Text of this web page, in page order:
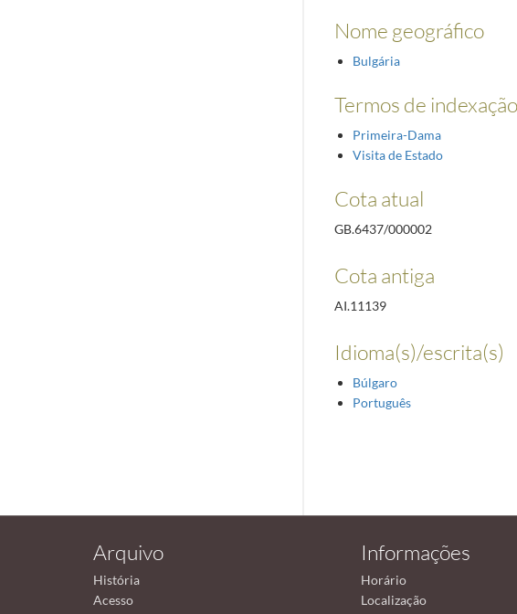
Nome geográfico
Bulgária
Termos de
Primeira-Dama
Visita de Estado
Cota atual
GB.6437/000002
Cota antiga
AI.11139
Idioma(s)/escrita(s)
Búlgaro
Português
Arquivo
História
Acesso
Informações
Horário
Localização